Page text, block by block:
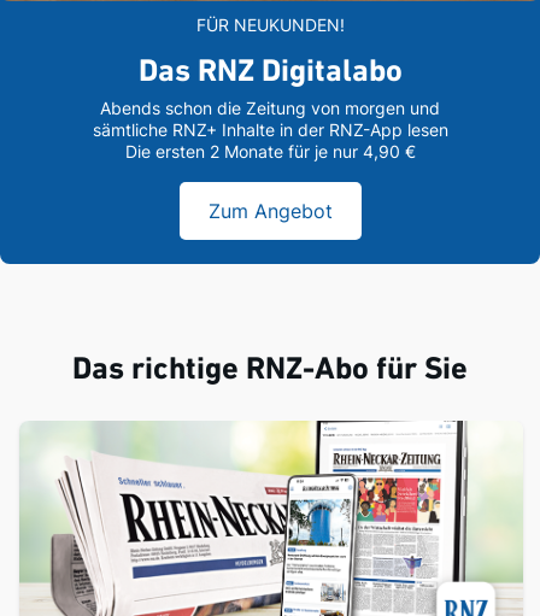
FÜR NEUKUNDEN!
Das RNZ Digitalabo
Abends schon die Zeitung von morgen und
sämtliche RNZ+ Inhalte in der RNZ-App lesen
Die ersten 2 Monate für je nur 4,90 €
Zum Angebot
Das richtige RNZ-Abo für Sie